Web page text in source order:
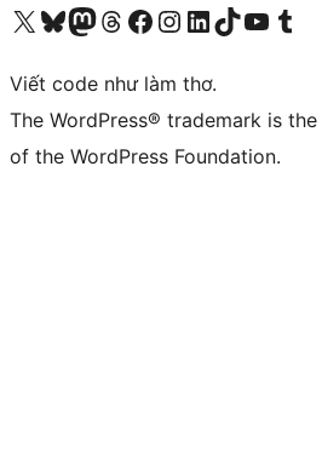
Truy cập tài khoản X (trước đây là Twitter) của chúng tôiVisit our Bluesky account
Visit our Mastodon account
Visit our Threads account
Xem trang Facebook của chúng tôiTruy cập tài khoản Instagram của chúng tôiTruy cập tài khoản LinkedIn của chúng tôiVisit our TikTok account
Truy cập kênh YouTube của chúng tôi Visit our
Viết code như làm thơ.
The WordPress® trademark is
of the WordPress Foundation.